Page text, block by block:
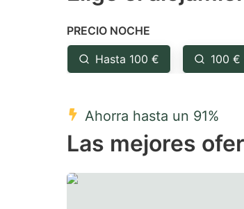
question
mark
key
get
the
keyboard
PRECIO NOCHE
Hasta 100 € 100 €
Ahorra hasta un 91%
Las mejores